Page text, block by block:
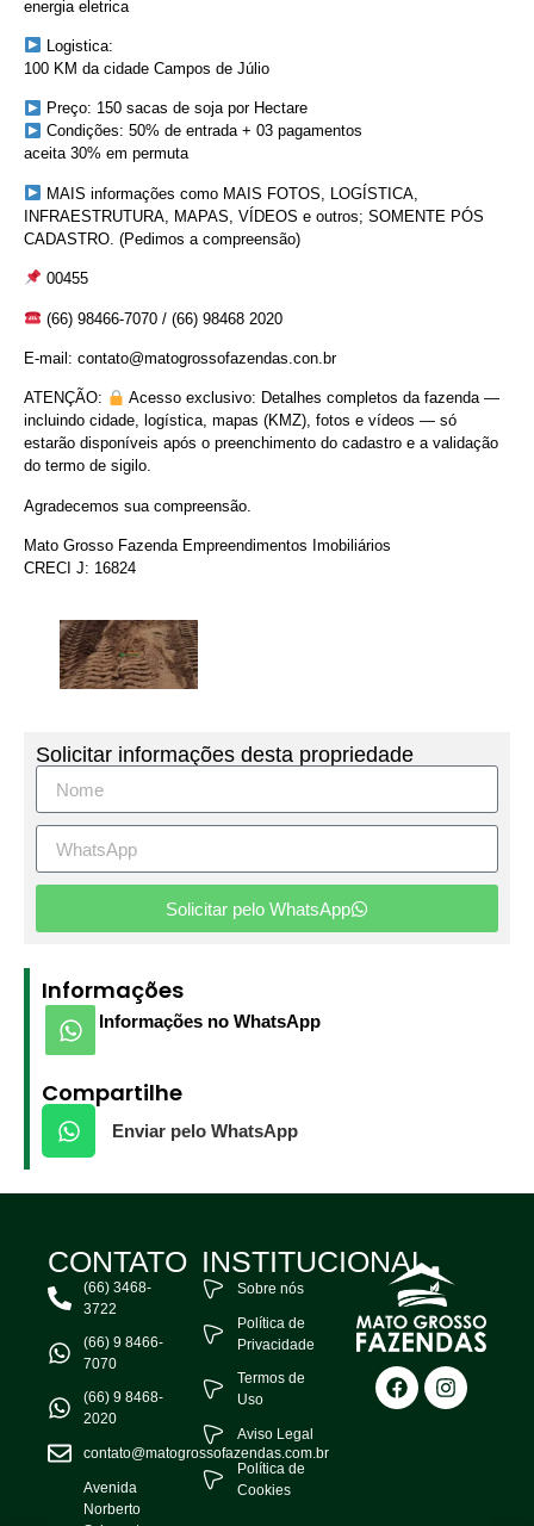
energia eletrica
Logistica:
100 KM da cidade Campos de Júlio
Preço: 150 sacas de soja por Hectare
Condições: 50% de entrada + 03 pagamentos
aceita 30% em permuta
MAIS informações como MAIS FOTOS, LOGÍSTICA,
INFRAESTRUTURA, MAPAS, VÍDEOS e outros; SOMENTE PÓS
CADASTRO. (Pedimos a compreensão)
00455
(66) 98466-7070 / (66) 98468 2020
E-mail: contato@matogrossofazendas.con.br
ATENÇÃO:
Acesso exclusivo: Detalhes completos da fazenda —
incluindo cidade, logística, mapas (KMZ), fotos e vídeos — só
estarão disponíveis após o preenchimento do cadastro e a validação
do termo de sigilo.
Agradecemos sua compreensão.
Mato Grosso Fazenda Empreendimentos Imobiliários
CRECI J: 16824
Solicitar informações desta propriedade
Solicitar pelo WhatsApp
Informações
Informações no WhatsApp
Compartilhe
Enviar pelo WhatsApp
CONTATO
(66) 3468-
3722
(66) 9 8466-
7070
(66) 9 8468-
2020
contato@matogrossofazendas.com.br
Avenida
Norberto
INSTITUCIONAL
Sobre nós
Política de
Privacidade
Termos de
Uso
Aviso Legal
Política de
Cookies